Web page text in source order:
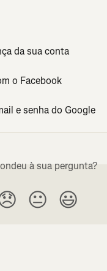
da sua conta
o Facebook
e senha do Google
à sua pergunta?
😐 😃